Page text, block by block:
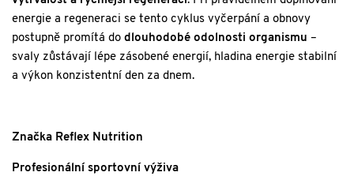
energie a regeneraci se tento cyklus vyčerpání a obnovy
postupně promítá do dlouhodobé odolnosti organismu –
svaly zůstávají lépe zásobené energií, hladina energie stabilní
a výkon konzistentní den za dnem.
Značka Reflex Nutrition
Profesionální sportovní výživa